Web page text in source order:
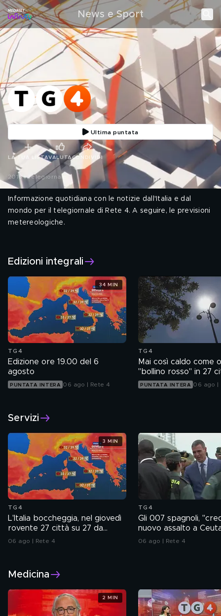
News e Sport
Ultima puntata
LA TUA LISTAVALUTACONDIVIDI
2018 | Telegiornale
Informazione quotidiana con le notizie dall'Italia e dal
mondo per il telegiornale di Rete 4. A seguire, le previsioni
metereologiche.
Edizioni integrali
TG4
Edizione ore 19.00 del 6
agosto
PUNTATA INTERA 06 ago | Rete 4
34 MIN
TG4
Mai così caldo come
"bollino rosso" in 27
PUNTATA INTERA 06 ago |
Servizi
TG4
L'Italia boccheggia, nel giovedì
rovente 27 città su 27 da
bollino rosso
06 ago | Rete 4
3 MIN
TG4
Gli 007 spagnoli,
nuovo assalto a
Ferragosto"
06 ago | Rete 4
Medicina
2 MIN